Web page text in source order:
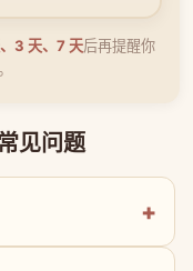
3 天、7 天后再提醒你
见问题